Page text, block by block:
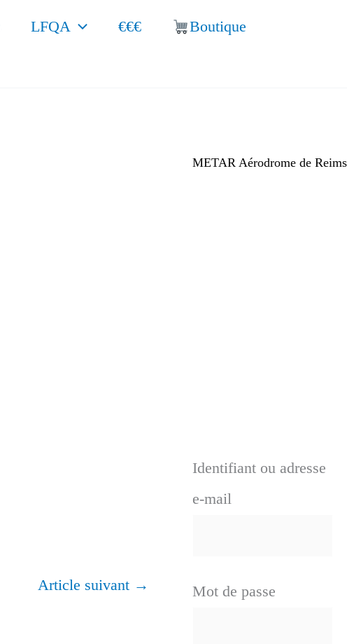
LFQA €€€
Boutique
Article suivant →
METAR Aérodrome de
Identifiant ou adresse
e-mail
Mot de passe